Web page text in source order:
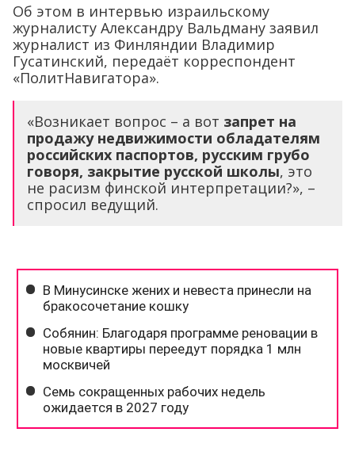
Об этом в интервью израильскому
журналисту Александру Вальдману заявил
журналист из Финляндии Владимир
Гусатинский, передаёт корреспондент
«ПолитНавигатора».
«Возникает вопрос – а вот запрет на
продажу недвижимости обладателям
российских паспортов, русским грубо
говоря, закрытие русской школы, это
не расизм финской интерпретации?», –
спросил ведущий.